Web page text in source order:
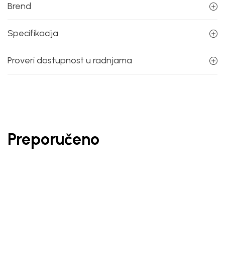
Brend
Specifikacija
Proveri dostupnost u radnjama
Preporučeno